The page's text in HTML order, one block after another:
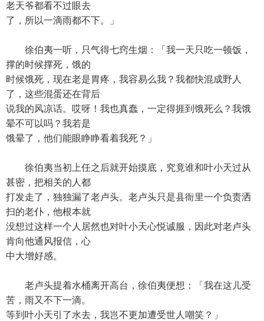
老天爷都看不过眼去
了，所以一滴雨都不下。」
徐伯夷一听，只气得七窍生烟：「我一天只吃一顿饭，
撑的时候撑死，饿的
时候饿死，现在老是胃疼，我容易么我？我都快混成野人
了，这些混蛋还在背后
说我的风凉话。哎呀！我也真蠢，一定得捱到饿死么？我饿
晕不可以吗？我若是
饿晕了，他们能眼睁睁看着我死？」
徐伯夷当初上任之后就开始摸底，究竟谁和叶小天过从
甚密，把相关的人都
打发走了，独独漏了老卢头。老卢头只是县衙里一个负责洒
扫的老仆，他根本就
没想过这样一个人居然也对叶小天心悦诚服，因此对老卢头
肯向他通风报信，心
中大增好感。
老卢头提着水桶离开高台，徐伯夷便想：「我在这儿受
苦，雨又不下一滴。
等到叶小天引了水去，我岂不更加遭受世人嘲笑？」